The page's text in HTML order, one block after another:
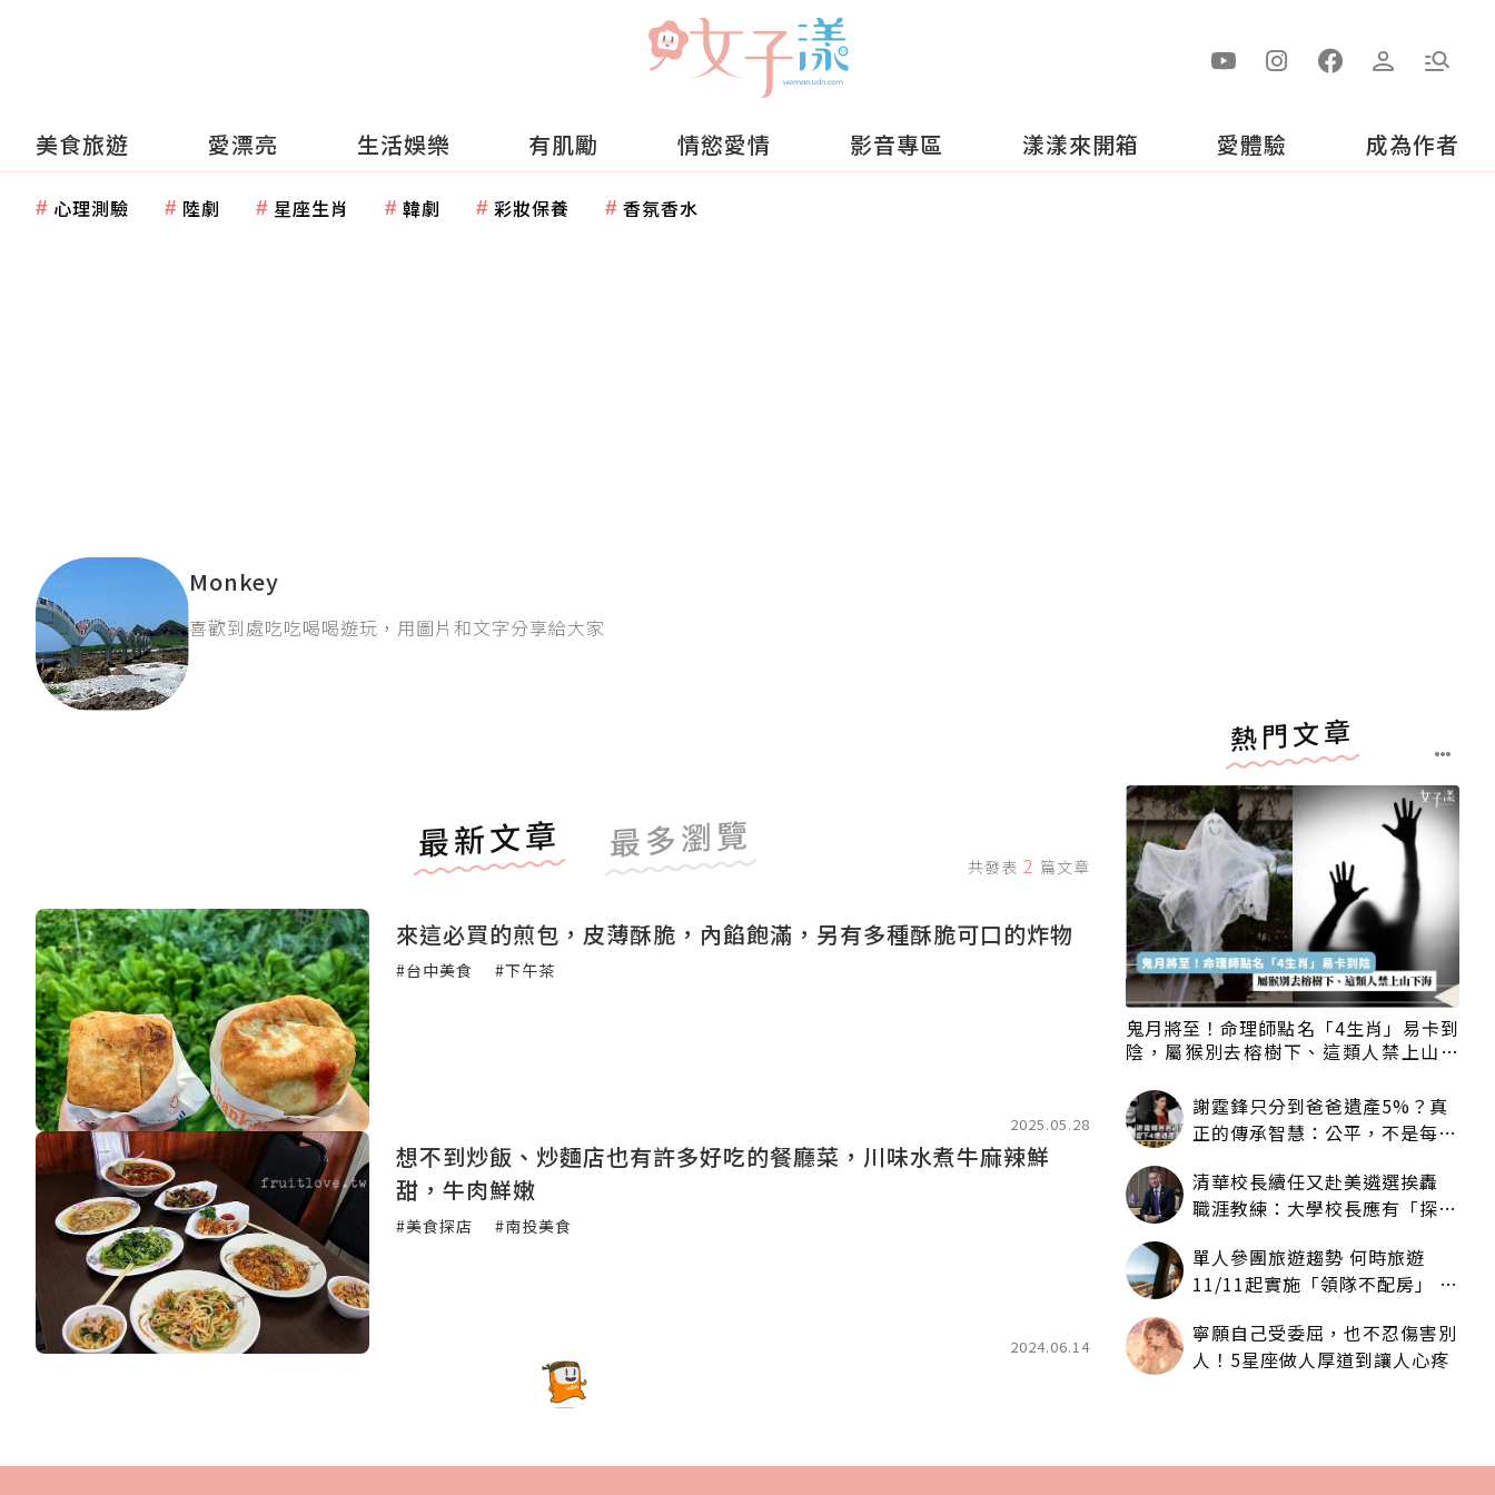
美食旅遊 愛漂亮 生活娛樂 有肌勵 情慾愛情 影音專區 漾漾來開箱 愛體驗 成為作者
心理測驗 陸劇 星座生肖 韓劇 彩妝保養 香氛香水
Monkey
喜歡到處吃吃喝喝遊玩，用圖片和文字分享給大家
最新文章 最多瀏覽
共發表 2 篇文章
來這必買的煎包，皮薄酥脆，內餡飽滿，另有多種酥脆可口的炸物
#台中美食 #下午茶
2025.05.28
想不到炒飯、炒麵店也有許多好吃的餐廳菜，川味水煮牛麻辣鮮
甜，牛肉鮮嫩
#美食探店 #南投美食
2024.06.14
熱門文章
鬼月將至！命理師點名「4生肖」易卡到
陰，屬猴別去榕樹下、這類人禁上山下
謝霆鋒只分到爸爸遺產5%？真
正的傳承智慧：公平，不是每個
清華校長續任又赴美遴選挨轟
職涯教練：大學校長應有「探
單人參團旅遊趨勢 何時旅遊
11/11起實施「領隊不配房」 落
寧願自己受委屈，也不忍傷害別
人！5星座做人厚道到讓人心疼